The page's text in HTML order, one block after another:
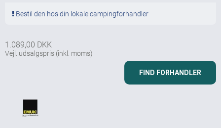
Bestil den hos din lokale campingforhandler
1.089,00 DKK
Vejl. udsalgspris (inkl. moms)
FIND FORHANDLER